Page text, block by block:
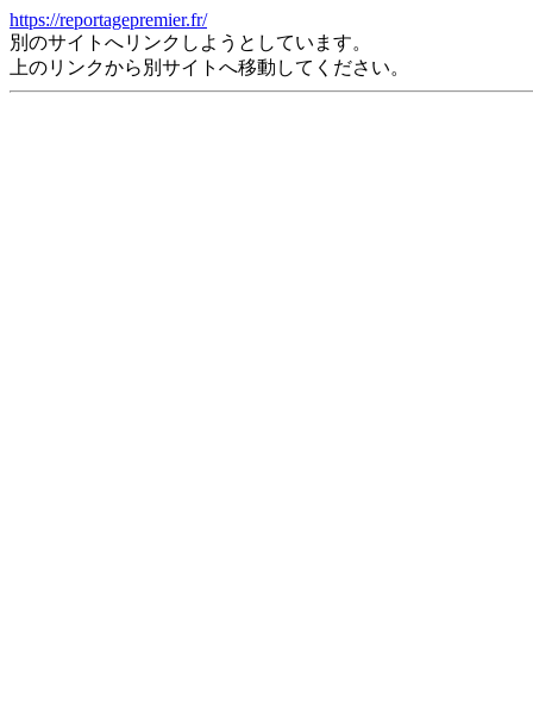
https://reportagepremier.fr/
別のサイトへリンクしようとしています。
上のリンクから別サイトへ移動してください。